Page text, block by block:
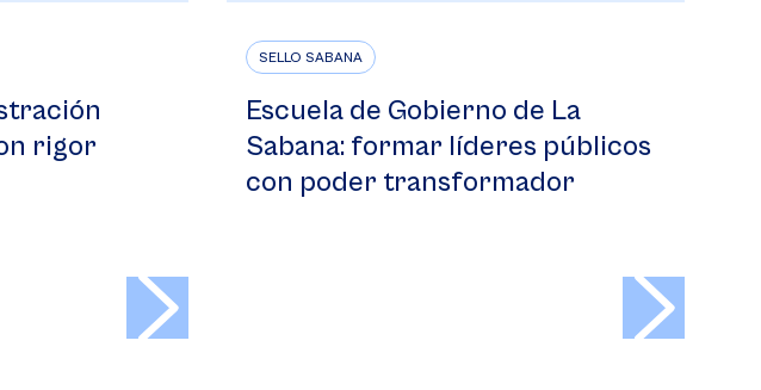
rigor
SELLO SABANA
Escuela de Gobierno de La
Sabana: formar líderes públicos
con poder transformador